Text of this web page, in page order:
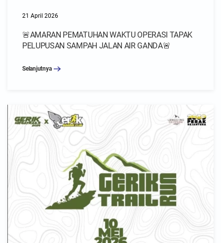
21 April 2026
🚨AMARAN PEMATUHAN WAKTU OPERASI TAPAK
PELUPUSAN SAMPAH JALAN AIR GANDA🚨
Selanjutnya